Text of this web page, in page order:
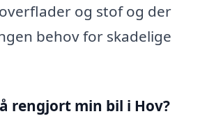
og stof og der
behov for skadelige
rengjort min bil i Hov?